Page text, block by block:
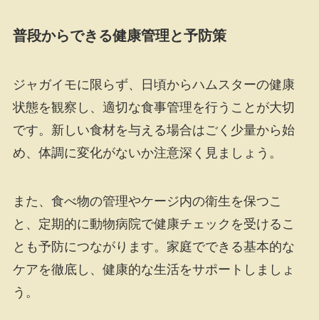
普段からできる健康管理と予防策
ジャガイモに限らず、日頃からハムスターの健康
状態を観察し、適切な食事管理を行うことが大切
です。新しい食材を与える場合はごく少量から始
め、体調に変化がないか注意深く見ましょう。
また、食べ物の管理やケージ内の衛生を保つこ
と、定期的に動物病院で健康チェックを受けるこ
とも予防につながります。家庭でできる基本的な
ケアを徹底し、健康的な生活をサポートしましょ
う。